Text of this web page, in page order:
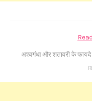
अश्वगंधा और शतावरी के